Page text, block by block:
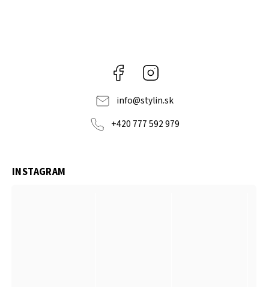
Facebook
info@stylin.sk
+420 777 592 979
INSTAGRAM